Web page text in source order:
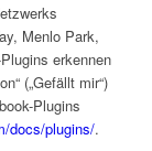
Menlo Park,
erkennen
(„Gefällt mir“)
Plugins
docs/plugins/.